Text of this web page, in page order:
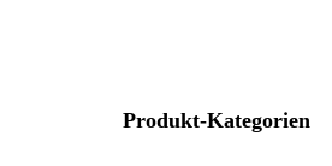
Produkt-Kategorien